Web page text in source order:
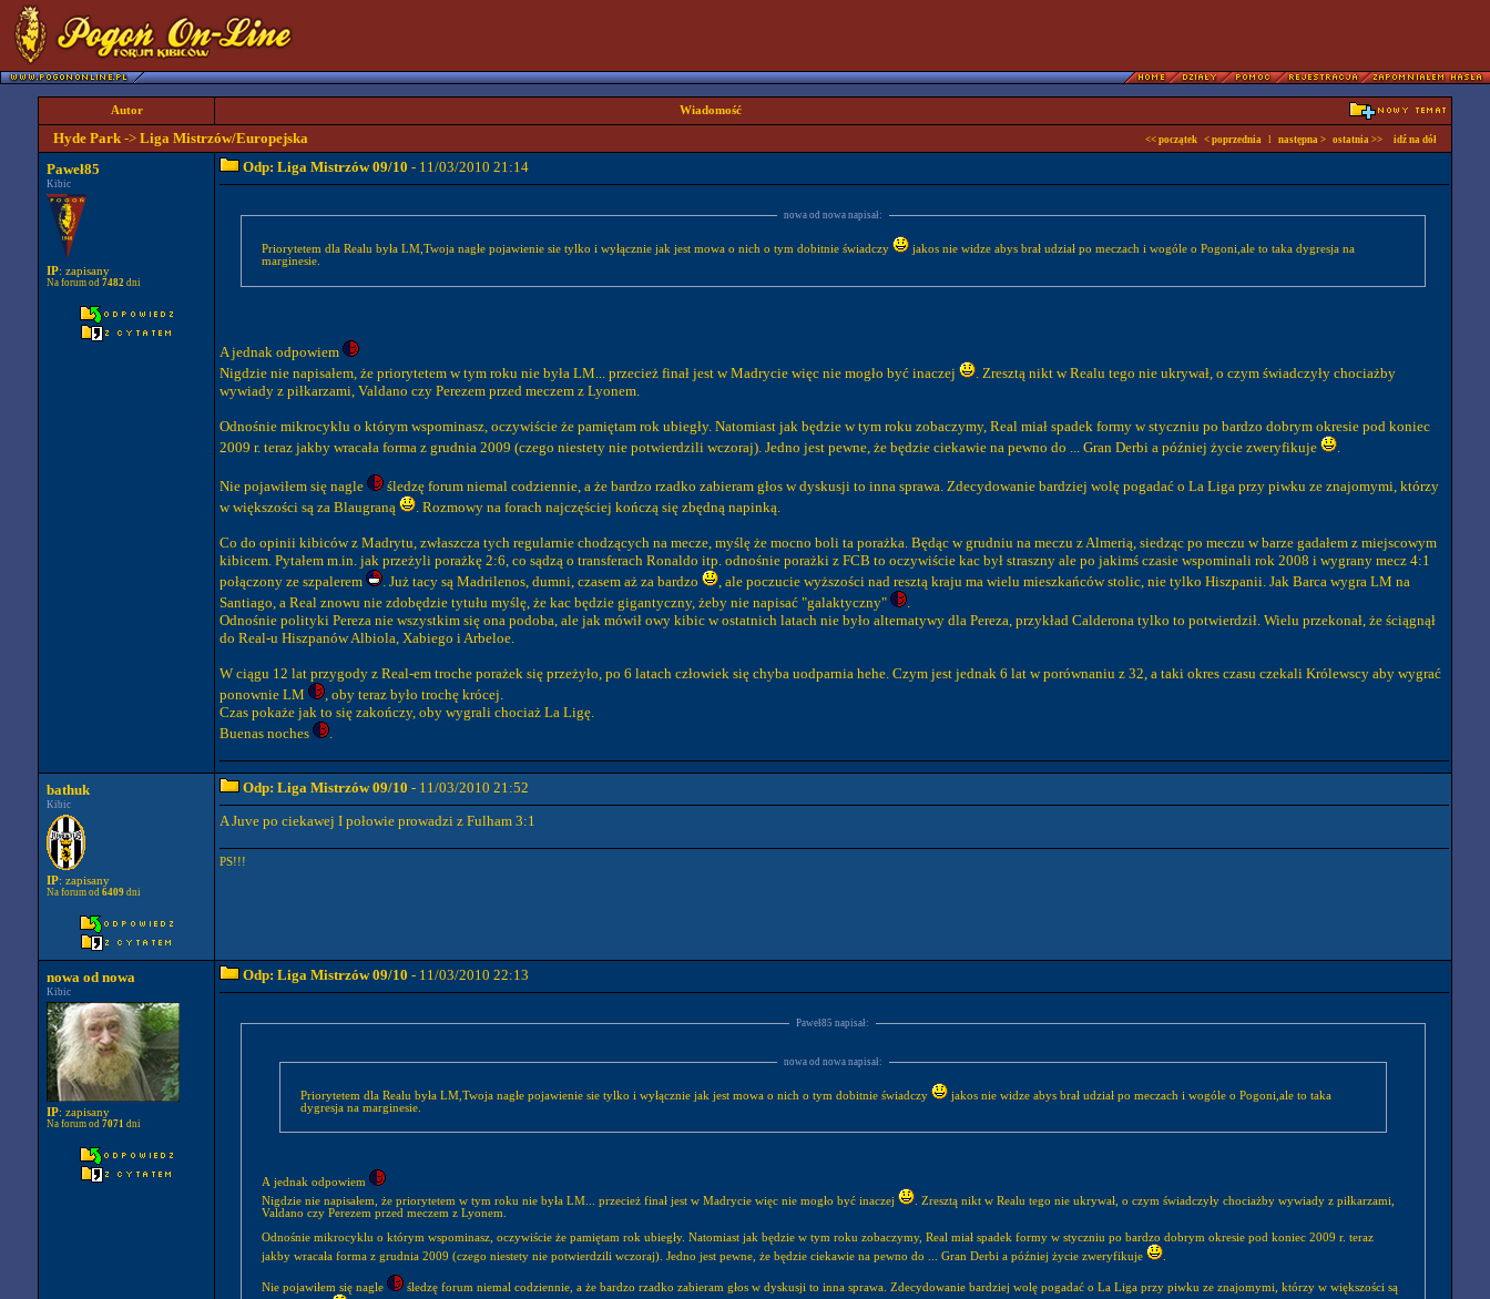
Autor Wiadomość
Hyde Park -> Liga Mistrzów/Europejska << początek < poprzednia l następna > ostatnia >> idź na dół
Paweł85
Kibic
IP: zapisany
Na forum od 7482 dni
Odp: Liga Mistrzów 09/10 - 11/03/2010 21:14
nowa od nowa napisał:
Priorytetem dla Realu była LM,Twoja nagłe pojawienie sie tylko i wyłącznie jak jest mowa o nich o tym dobitnie świadczy
jakos nie widze abys brał udział po meczach i wogóle o Pogoni,ale to taka dygresja na
marginesie.
A jednak odpowiem
Nigdzie nie napisałem, że priorytetem w tym roku nie była LM... przecież finał jest w Madrycie więc nie mogło być inaczej
. Zresztą nikt w Realu tego nie ukrywał, o czym świadczyły chociażby
wywiady z piłkarzami, Valdano czy Perezem przed meczem z Lyonem.
Odnośnie mikrocyklu o którym wspominasz, oczywiście że pamiętam rok ubiegły. Natomiast jak będzie w tym roku zobaczymy, Real miał spadek formy w styczniu po bardzo dobrym okresie pod koniec
2009 r. teraz jakby wracała forma z grudnia 2009 (czego niestety nie potwierdzili wczoraj). Jedno jest pewne, że będzie ciekawie na pewno do ... Gran Derbi a później życie zweryfikuje
Nie pojawiłem się nagle
śledzę forum niemal codziennie, a że bardzo rzadko zabieram głos w dyskusji to inna sprawa. Zdecydowanie bardziej wolę pogadać o La Liga przy piwku ze znajomymi, którzy
w większości są za Blaugraną
. Rozmowy na forach najczęściej kończą się zbędną napinką.
Co do opinii kibiców z Madrytu, zwłaszcza tych regularnie chodzących na mecze, myślę że mocno boli ta porażka. Będąc w grudniu na meczu z Almerią, siedząc po meczu w barze gadałem z miejscowym
kibicem. Pytałem m.in. jak przeżyli porażkę 2:6, co sądzą o transferach Ronaldo itp. odnośnie porażki z FCB to oczywiście kac był straszny ale po jakimś czasie wspominali rok 2008 i wygrany mecz 4:1
połączony ze szpalerem
. Już tacy są Madrilenos, dumni, czasem aż za bardzo
, ale poczucie wyższości nad resztą kraju ma wielu mieszkańców stolic, nie tylko Hiszpanii. Jak Barca wygra LM na
Santiago, a Real znowu nie zdobędzie tytułu myślę, że kac będzie gigantyczny, żeby nie napisać "galaktyczny"
Odnośnie polityki Pereza nie wszystkim się ona podoba, ale jak mówił owy kibic w ostatnich latach nie było alternatywy dla Pereza, przykład Calderona tylko to potwierdził. Wielu przekonał, że ściągnął
do Real-u Hiszpanów Albiola, Xabiego i Arbeloe.
W ciągu 12 lat przygody z Real-em troche porażek się przeżyło, po 6 latach człowiek się chyba uodparnia hehe. Czym jest jednak 6 lat w porównaniu z 32, a taki okres czasu czekali Królewscy aby wygrać
ponownie LM
, oby teraz było trochę krócej.
Czas pokaże jak to się zakończy, oby wygrali chociaż La Ligę.
Buenas noches
bathuk
Kibic
IP: zapisany
Na forum od 6409 dni
Odp: Liga Mistrzów 09/10 - 11/03/2010 21:52
A Juve po ciekawej I połowie prowadzi z Fulham 3:1
PS!!!
nowa od nowa
Kibic
IP: zapisany
Na forum od 7071 dni
Odp: Liga Mistrzów 09/10 - 11/03/2010 22:13
Paweł85 napisał:
nowa od nowa napisał:
Priorytetem dla Realu była LM,Twoja nagłe pojawienie sie tylko i wyłącznie jak jest mowa o nich o tym dobitnie świadczy
jakos nie widze abys brał udział po meczach i wogóle o Pogoni,ale to taka
dygresja na marginesie.
A jednak odpowiem
Nigdzie nie napisałem, że priorytetem w tym roku nie była LM... przecież finał jest w Madrycie więc nie mogło być inaczej
. Zresztą nikt w Realu tego nie ukrywał, o czym świadczyły chociażby wywiady z piłkarzami,
Valdano czy Perezem przed meczem z Lyonem.
Odnośnie mikrocyklu o którym wspominasz, oczywiście że pamiętam rok ubiegły. Natomiast jak będzie w tym roku zobaczymy, Real miał spadek formy w styczniu po bardzo dobrym okresie pod koniec 2009 r. teraz
jakby wracała forma z grudnia 2009 (czego niestety nie potwierdzili wczoraj). Jedno jest pewne, że będzie ciekawie na pewno do ... Gran Derbi a później życie zweryfikuje
.
Nie pojawiłem się nagle
śledzę forum niemal codziennie, a że bardzo rzadko zabieram głos w dyskusji to inna sprawa. Zdecydowanie bardziej wolę pogadać o La Liga przy piwku ze znajomymi, którzy w większości są